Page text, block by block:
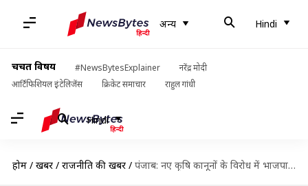
अन्य Hindi
चर्चित विषय #NewsBytesExplainer
नरेंद्र मोदी
आर्टिफिशियल इंटेलिजेंस
क्रिकेट समाचार राहुल गांधी
Hindi
होम / खबरें / राजनीति की खबरें / पंजाब: नए कृषि कानूनों के विरोध में भाजपा महामंत्री ने दिया इस्तीफा